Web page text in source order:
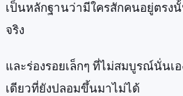
เป็นหลักฐานว่ามีใครสักคนอยู่ตรง
จริง
และร่องรอยเล็กๆ ที่ไม่สมบูรณ์นั่นเ
เดียวที่ยังปลอมขึ้นมาไม่ได้